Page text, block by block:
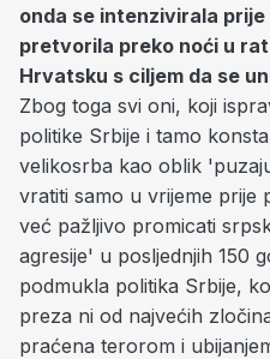
onda se intenzivirala
pretvorila preko noći u
Hrvatsku s ciljem da se
Zbog toga svi oni, koji
politike Srbije i tamo
velikosrba kao oblik
vratiti samo u vrijeme prije
već pažljivo promicati
agresije' u posljednjih 150
podmukla politika Srbije,
preza ni od najvećih
praćena terorom i